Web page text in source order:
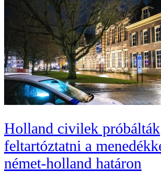
Holland civilek próbálták
feltartóztatni a
német-holland határon